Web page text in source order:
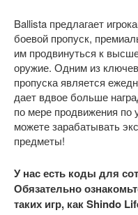
Ballista предлагает
боевой пропуск,
им продвинуться к
оружие. Одним из
пропуска является
дает вдвое больше
по мере продвижения по
можете зарабатывать
предметы!
У нас есть коды для
Обязательно
таких игр, как Shindo